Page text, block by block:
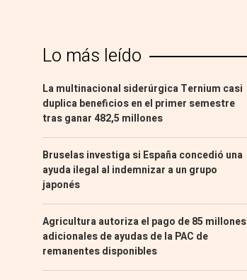
Lo más leído
La multinacional siderúrgica Ternium casi
duplica beneficios en el primer semestre
tras ganar 482,5 millones
Bruselas investiga si España concedió una
ayuda ilegal al indemnizar a un grupo
japonés
Agricultura autoriza el pago de 85 millones
adicionales de ayudas de la PAC de
remanentes disponibles